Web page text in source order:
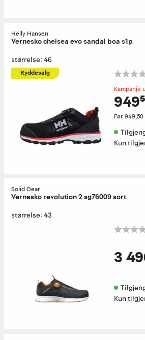
Helly Hansen
Vernesko chelsea evo sandal boa s1p
størrelse: 46
Ryddesalg
Kampanje
Før949,50
Kun
Solid Gear
Vernesko revolution 2 sg76009 sort
størrelse: 43
3
Kun